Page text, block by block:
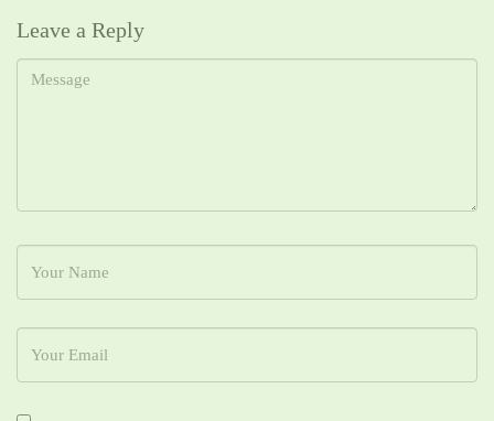
Leave a Reply